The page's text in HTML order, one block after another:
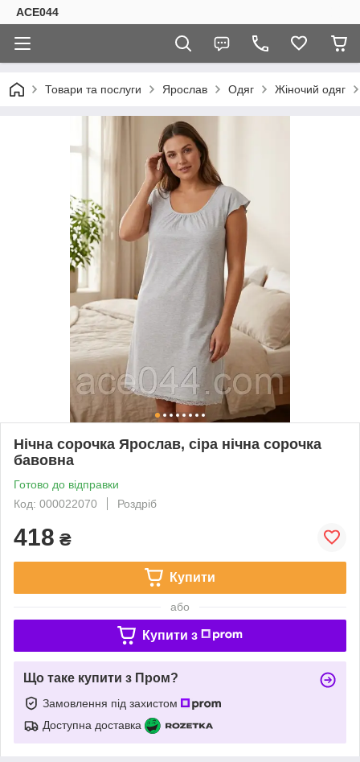
ACE044
Товари та послуги Ярослав Одяг Жіночий одяг
Нічна сорочка Ярослав, сіра нічна сорочка
бавовна
Готово до відправки
Код: 000022070
Роздріб
418 ₴
Купити
або
Купити з
Що таке купити з Пром?
Замовлення під захистом
Доступна доставка